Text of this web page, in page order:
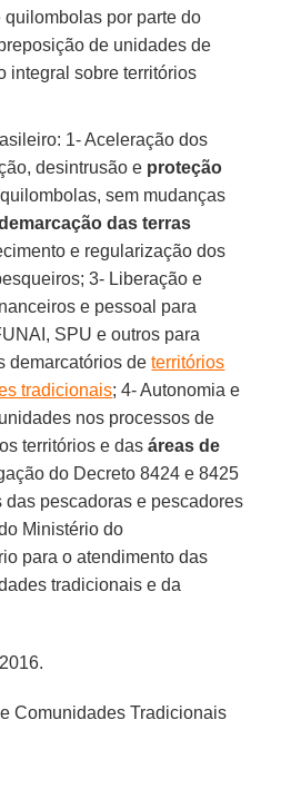
por parte do
de unidades de
integral sobre territórios
1- Aceleração dos
desintrusão e proteção
sem mudanças
das terras
e regularização dos
3- Liberação e
e pessoal para
SPU e outros para
demarcatórios deterritórios
tradicionais; 4- Autonomia e
nos processos de
territórios e dasáreas de
do Decreto 8424 e 8425
das pescadoras e pescadores
Ministério do
para o atendimento das
tradicionais e da
Comunidades Tradicionais